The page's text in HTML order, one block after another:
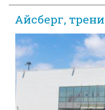
Айсберг,